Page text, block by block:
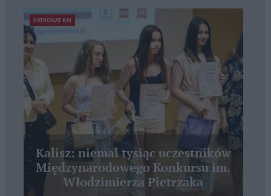
PATRONAT KAI
Kalisz: niemal tysiąc uczestników
Międzynarodowego Konkursu im.
Włodzimierza Pietrzaka